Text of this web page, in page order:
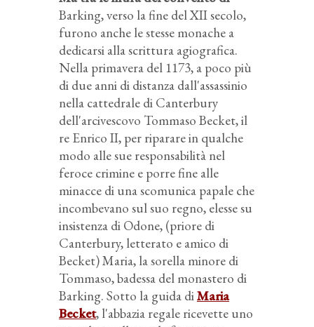
Barking, verso la fine del XII secolo,
furono anche le stesse monache a
dedicarsi alla scrittura agiografica.
Nella primavera del 1173, a poco più
di due anni di distanza dall'assassinio
nella cattedrale di Canterbury
dell'arcivescovo Tommaso Becket, il
re Enrico II, per riparare in qualche
modo alle sue responsabilità nel
feroce crimine e porre fine alle
minacce di una scomunica papale che
incombevano sul suo regno, elesse su
insistenza di Odone, (priore di
Canterbury, letterato e amico di
Becket) Maria, la sorella minore di
Tommaso, badessa del monastero di
Barking. Sotto la guida diMaria
Becket, l'abbazia regale ricevette uno